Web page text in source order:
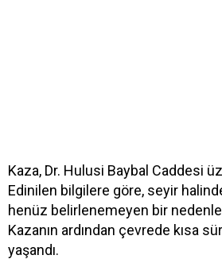
Kaza, Dr. Hulusi Baybal Caddesi
Edinilen bilgilere göre, seyir
henüz belirlenemeyen bir nedenle
Kazanın ardından çevrede kısa
yaşandı.